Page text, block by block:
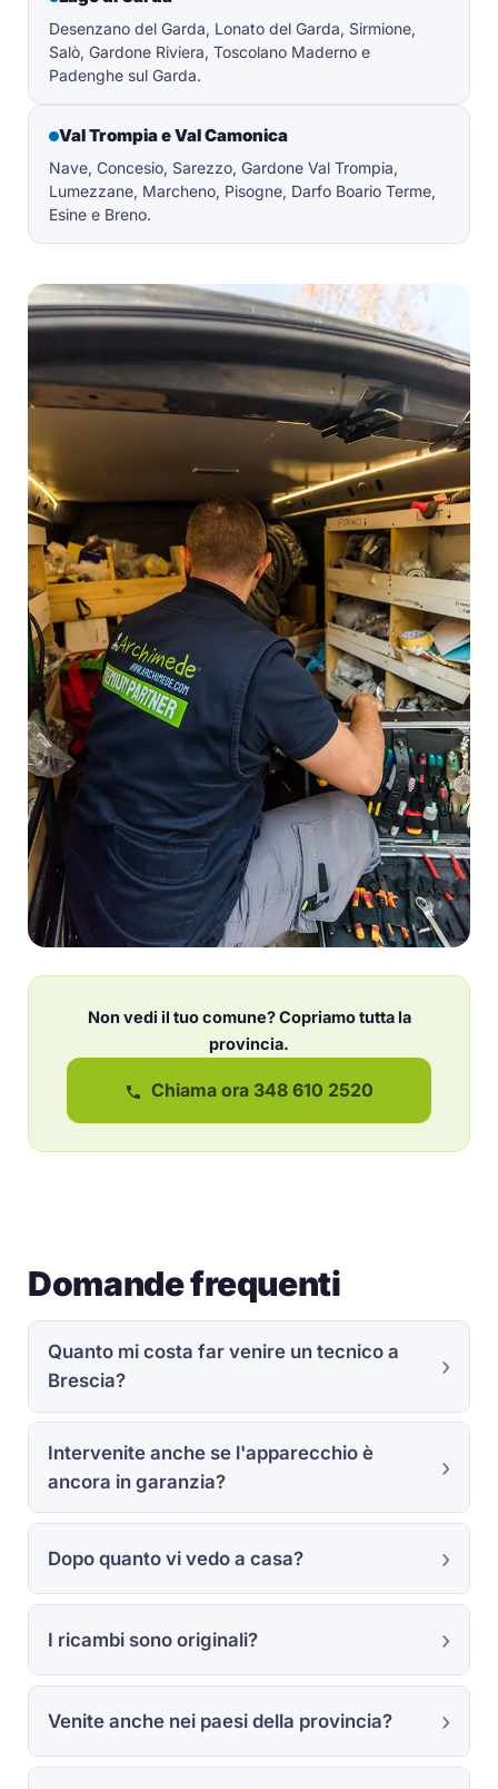
Desenzano del Garda, Lonato del Garda, Sirmione,
Salò, Gardone Riviera, Toscolano Maderno e
Padenghe sul Garda.
Val Trompia e Val Camonica
Nave, Concesio, Sarezzo, Gardone Val Trompia,
Lumezzane, Marcheno, Pisogne, Darfo Boario Terme,
Esine e Breno.
Non vedi il tuo comune? Copriamo tutta la
provincia.
Chiama ora 348 610 2520
Domande frequenti
Quanto mi costa far venire un tecnico a
Brescia?
Intervenite anche se l'apparecchio è
ancora in garanzia?
Dopo quanto vi vedo a casa?
I ricambi sono originali?
Venite anche nei paesi della provincia?